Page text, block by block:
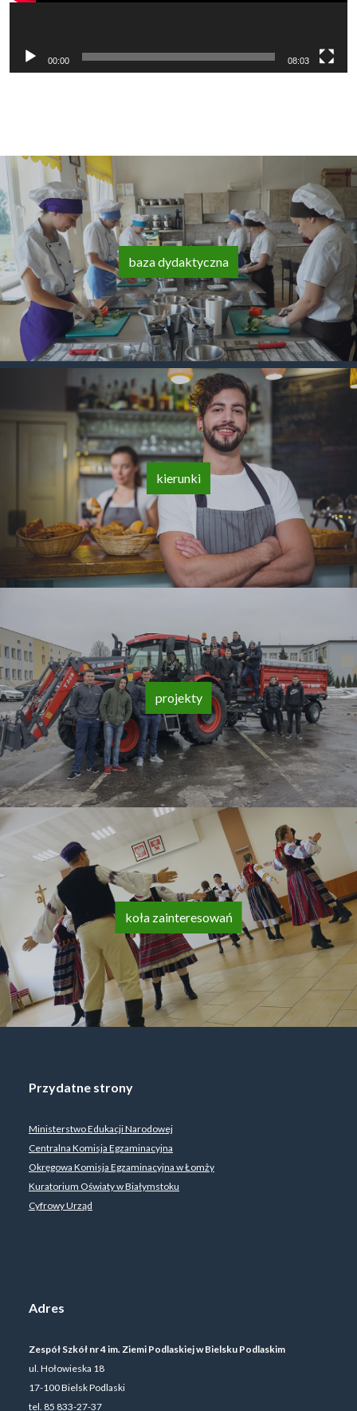
00:00 08:03
baza dydaktyczna
kierunki
projekty
koła zainteresowań
Przydatne strony
Ministerstwo Edukacji Narodowej
Centralna Komisja Egzaminacyjna
Okręgowa Komisja Egzaminacyjna w Łomży
Kuratorium Oświaty w Białymstoku
Cyfrowy Urząd
Adres
Zespół Szkół nr 4 im. Ziemi Podlaskiej w Bielsku Podlaskim
ul. Hołowieska 18
17-100 Bielsk Podlaski
tel. 85 833-27-37